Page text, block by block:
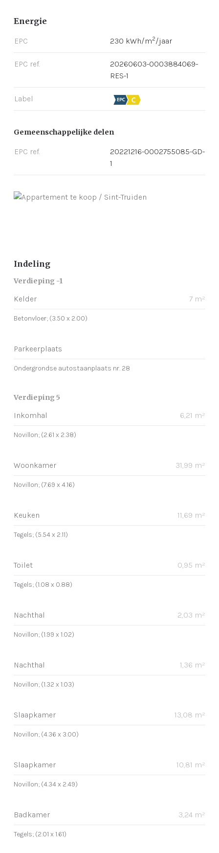
Energie
EPC 230 kWh/m2/jaar
EPC ref.
20260603-0003884069-
RES-1
Label
Gemeenschappelijke delen
EPC ref.
20221216-0002755085-GD-
1
Indeling
Verdieping -1
Kelder 7 m²
Betonvloer; (3.50 x 2.00)
Parkeerplaats
Ondergrondse autostaanplaats nr. 28
Verdieping 5
Inkomhal 6,21 m²
Novillon; (2.61 x 2.38)
Woonkamer 31,99 m²
Novillon; (7.69 x 4.16)
Keuken 11,69 m²
Tegels; (5.54 x 2.11)
Toilet 0,95 m²
Tegels; (1.08 x 0.88)
Nachthal 2,03 m²
Novillon; (1.99 x 1.02)
Nachthal 1,36 m²
Novillon; (1.32 x 1.03)
Slaapkamer 13,08 m²
Novillon; (4.36 x 3.00)
Slaapkamer 10,81 m²
Novillon; (4.34 x 2.49)
Badkamer 3,24 m²
Tegels; (2.01 x 1.61)